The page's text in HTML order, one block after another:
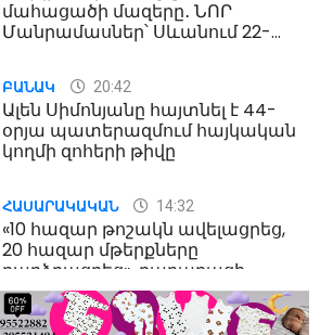
մահացածի մազերը․ ՆՈՐ
Մանրամասներ՝ Սևանում 22-
ԲԱՆԱԿ 20:42
Ալեն Սիմոնյանը հայտնել է 44-
օրյա պատերազմում հայկական
կողմի զոհերի թիվը
ՀԱՍԱՐԱԿԱԿԱՆ 14:32
«10 հազար թոշակն ավելացրեց,
20 հազար մթերքները
բարձրացրեց». քաղաքացի
(տեսանյութ)
ՔԱՂԱՔԱԿԱՆ 10:52